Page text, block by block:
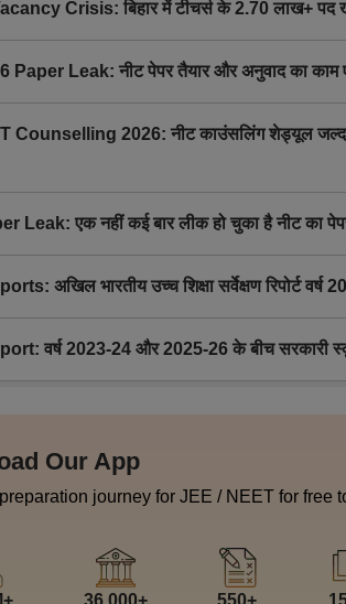
Crisis: बिहार में टीचर्स के 2.70 लाख+ पद
Paper Leak: नीट पेपर तैयार और अनुवाद का काम
Counselling 2026: नीट काउंसलिंग शेड्यूल जल्द,
Leak: एक नहीं कई बार लीक हो चुका है नीट का
अखिल भारतीय उच्च शिक्षा सर्वेक्षण रिपोर्ट
वर्ष 2023-24 और 2025-26 के बीच सरकारी
Our App
journey for JEE / NEET for free
36,000+ 550+